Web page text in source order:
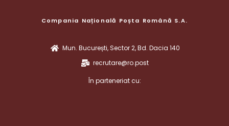
Compania Națională Poșta Română S.A.
Mun. București, Sector 2, Bd. Dacia 140
recrutare@ro.post
În parteneriat cu: